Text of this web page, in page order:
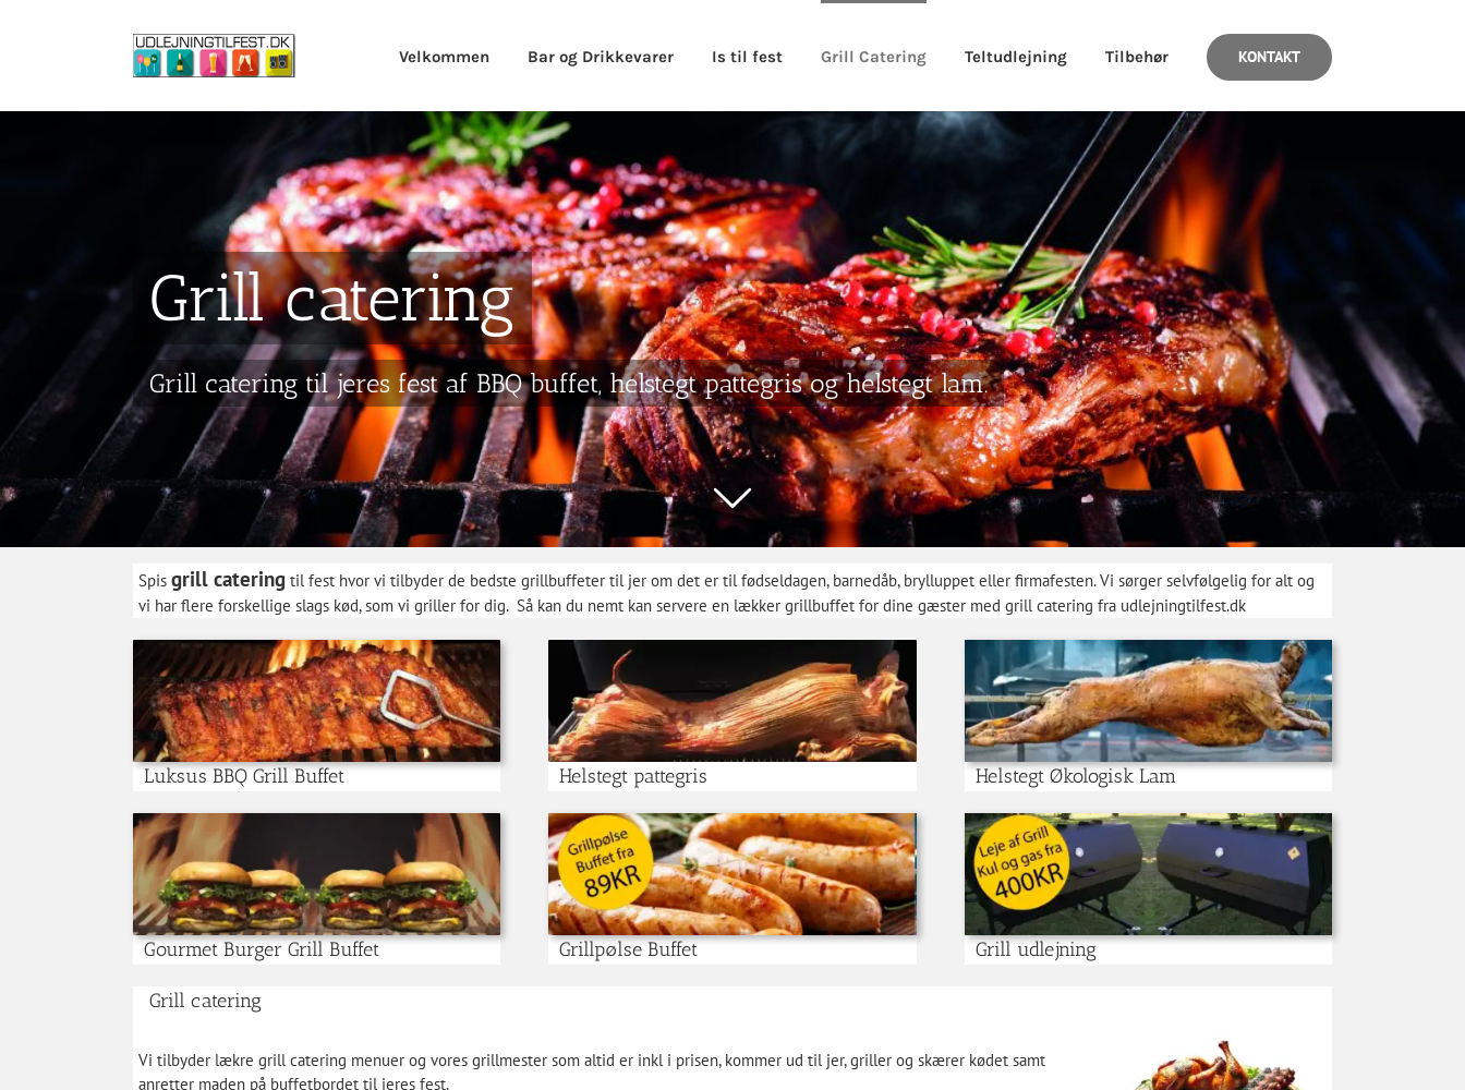
Velkommen Bar og Drikkevarer Is til fest Grill Catering Teltudlejning Tilbehør KONTAKT
Grill catering
Grill catering til jeres fest af BBQ buffet, helstegt pattegris og helstegt lam.
Spis grill cateringtil fest hvor vi tilbyder de bedste grillbuffeter til jer om det er til fødseldagen, barnedåb, brylluppet eller firmafesten. Vi sørger selvfølgelig for alt og
vi har flere forskellige slags kød, som vi griller for dig. Så kan du nemt kan servere en lækker grillbuffet for dine gæster med grill catering fra udlejningtilfest.dk
Luksus BBQ Grill Buffet Helstegt pattegris Helstegt Økologisk Lam
Gourmet Burger Grill Buffet Grillpølse Buffet Grill udlejning
Grill catering
Vi tilbyder lækre grill catering menuer og vores grillmester som altid er inkl i prisen, kommer ud til jer, griller og skærer kødet samt
anretter maden på buffetbordet til jeres fest.